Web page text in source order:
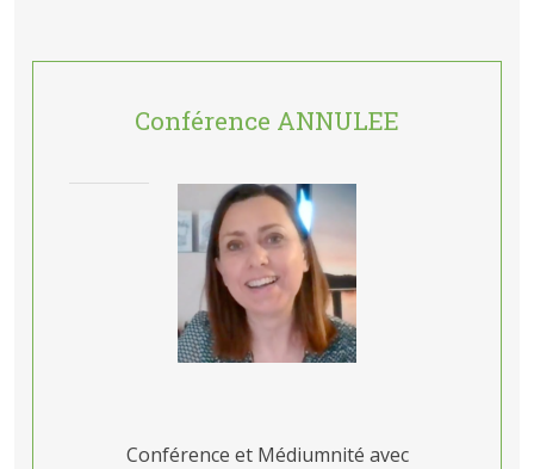
Conférence ANNULEE
Conférence et Médiumnité avec